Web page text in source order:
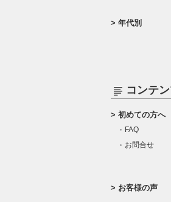
年代別
コンテ
初めての方へ
FAQ
お問合せ
お客様の声